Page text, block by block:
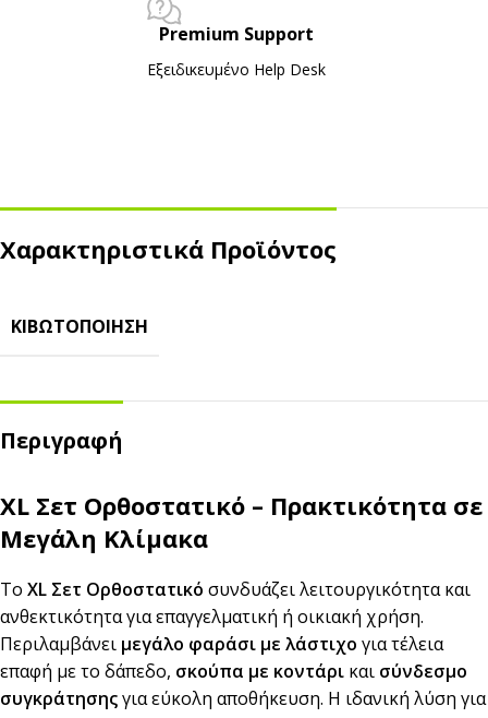
Premium Support
Εξειδικευμένο Ηelp Desk
Χαρακτηριστικά Προϊόντος
ΚΙΒΩΤΟΠΟΊΗΣΗ
Περιγραφή
XL Σετ Ορθοστατικό – Πρακτικότητα σε
Μεγάλη Κλίμακα
Το XL Σετ Ορθοστατικό συνδυάζει λειτουργικότητα και
ανθεκτικότητα για επαγγελματική ή οικιακή χρήση.
Περιλαμβάνει μεγάλο φαράσι με λάστιχο για τέλεια
επαφή με το δάπεδο, σκούπα με κοντάρι και σύνδεσμο
συγκράτησηςγια εύκολη αποθήκευση. Η ιδανική λύση για